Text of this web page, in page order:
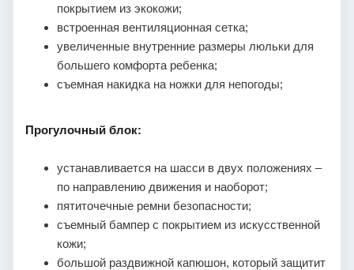
покрытием из экокожи;
встроенная вентиляционная сетка;
увеличенные внутренние размеры люльки для
большего комфорта ребенка;
съемная накидка на ножки для непогоды;
Прогулочный блок:
устанавливается на шасси в двух положениях –
по направлению движения и наоборот;
пятиточечные ремни безопасности;
съемный бампер с покрытием из искусственной
кожи;
большой раздвижной капюшон, который защитит